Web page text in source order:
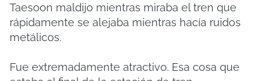
Taesoon maldijo mientras miraba el tren que
rápidamente se alejaba mientras hacía ruidos
metálicos.
Fue extremadamente atractivo. Esa cosa que